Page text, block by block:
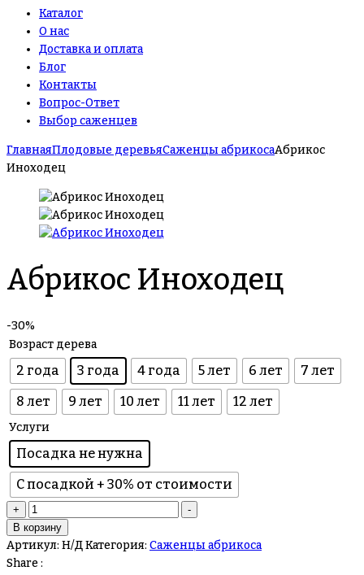
Каталог
О нас
Доставка и оплата
Блог
Контакты
Вопрос-Ответ
Выбор саженцев
ГлавнаяПлодовые деревьяСаженцы абрикосаАбрикос
Иноходец
Абрикос Иноходец
-30%
Возраст дерева
2 года 3 года 4 года 5 лет 6 лет
7 лет
8 лет
9 лет 10 лет 11 лет 12 лет
Услуги
Посадка не нужна
С посадкой + 30% от стоимости
+
Количество
товара
Абрикос
Иноходец
-
В корзину
Артикул: Н/ДКатегория: Саженцы абрикоса
Share :